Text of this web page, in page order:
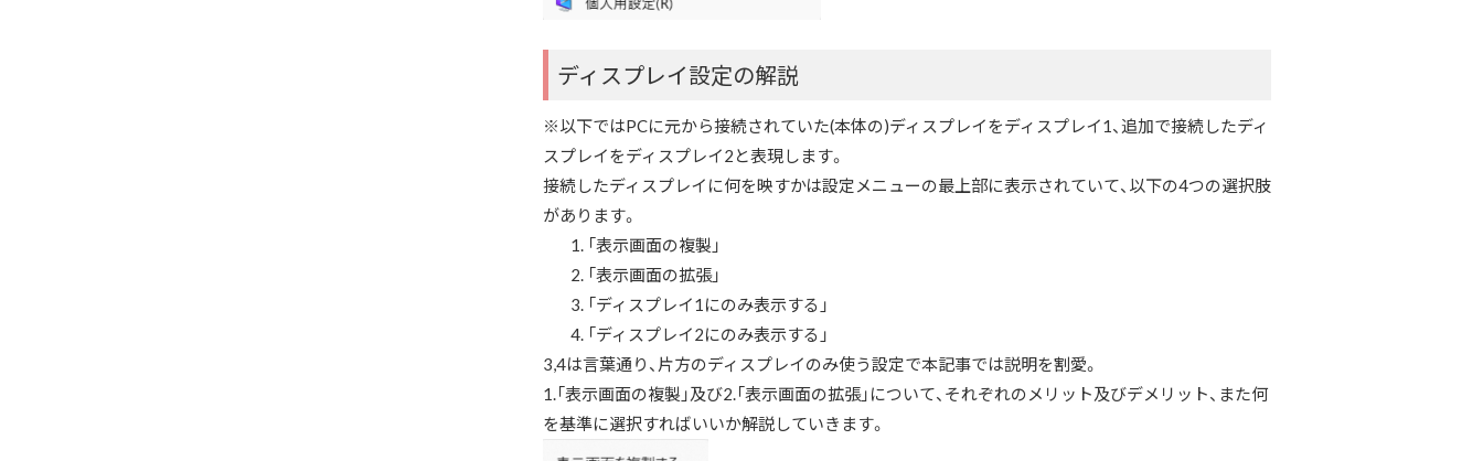
ディスプレイ設定の解説
※以下ではPCに元から接続されていた(本体の)ディスプレイをディスプレイ1、追加で接続したディ
スプレイをディスプレイ2と表現します。
接続したディスプレイに何を映すかは設定メニューの最上部に表示されていて、以下の4つの選択肢
があります。
「表示画面の複製」
「表示画面の拡張」
「ディスプレイ1にのみ表示する」
「ディスプレイ2にのみ表示する」
3,4は言葉通り、片方のディスプレイのみ使う設定で本記事では説明を割愛。
1.「表示画面の複製」及び2.「表示画面の拡張」について、それぞれのメリット及びデメリット、また何
を基準に選択すればいいか解説していきます。